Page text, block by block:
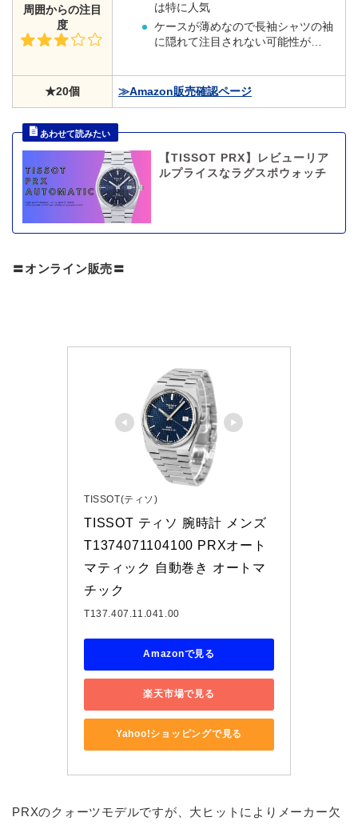
周囲からの注目
度
は特に人気
ケースが薄めなので長袖シャツの袖
に隠れて注目されない可能性が…
★20個 ≫Amazon販売確認ページ
【TISSOT PRX】レビューリア
ルプライスなラグスポウォッチ
〓オンライン販売〓
TISSOT(ティソ)
TISSOT ティソ 腕時計 メンズ
T1374071104100 PRXオート
マティック 自動巻き オートマ
チック
T137.407.11.041.00
Amazonで見る
楽天市場で見る
Yahoo!ショッピングで見る
PRXのクォーツモデルですが、大ヒットによりメーカー欠